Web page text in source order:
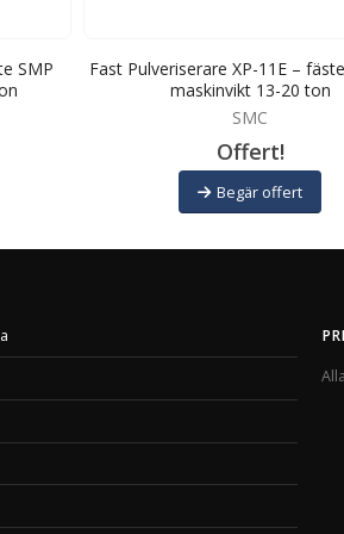
SMP
Fast Pulveriserare XP-11E –
maskinvikt 13-20 ton
SMC
Offert!
Begär offert